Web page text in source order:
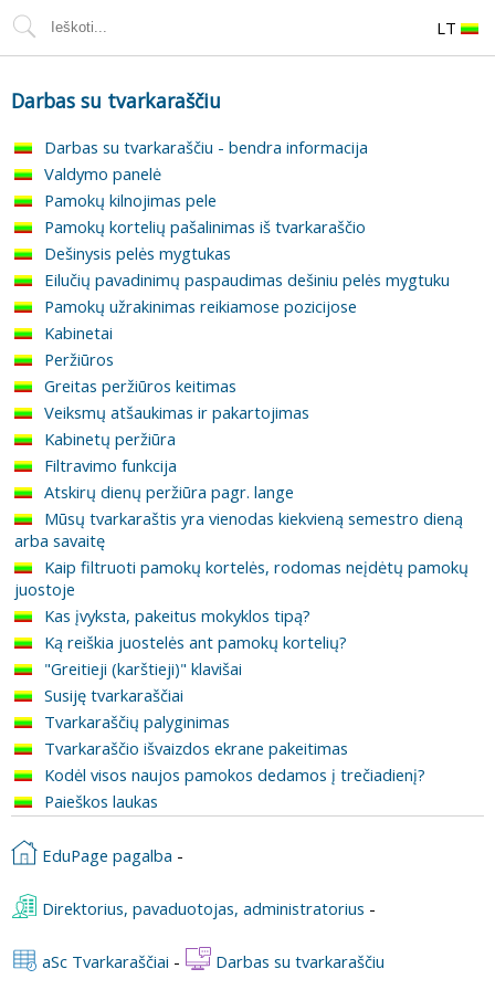
LT
Darbas su tvarkaraščiu
Darbas su tvarkaraščiu - bendra informacija
Valdymo panelė
Pamokų kilnojimas pele
Pamokų kortelių pašalinimas iš tvarkaraščio
Dešinysis pelės mygtukas
Eilučių pavadinimų paspaudimas dešiniu pelės mygtuku
Pamokų užrakinimas reikiamose pozicijose
Kabinetai
Peržiūros
Greitas peržiūros keitimas
Veiksmų atšaukimas ir pakartojimas
Kabinetų peržiūra
Filtravimo funkcija
Atskirų dienų peržiūra pagr. lange
Mūsų tvarkaraštis yra vienodas kiekvieną semestro dieną
arba savaitę
Kaip filtruoti pamokų kortelės, rodomas neįdėtų pamokų
juostoje
Kas įvyksta, pakeitus mokyklos tipą?
Ką reiškia juostelės ant pamokų kortelių?
"Greitieji (karštieji)" klavišai
Susiję tvarkaraščiai
Tvarkaraščių palyginimas
Tvarkaraščio išvaizdos ekrane pakeitimas
Kodėl visos naujos pamokos dedamos į trečiadienį?
Paieškos laukas
EduPage pagalba -
Direktorius, pavaduotojas, administratorius -
aSc Tvarkaraščiai - Darbas su tvarkaraščiu